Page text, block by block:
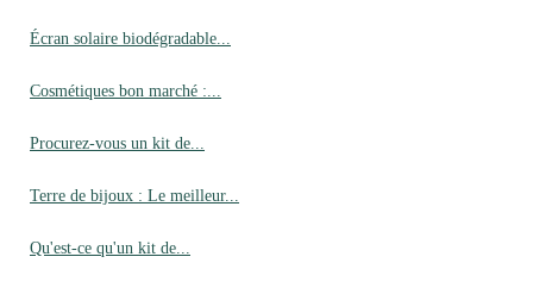
Écran solaire biodégradable...
Cosmétiques bon marché :...
Procurez-vous un kit de...
Terre de bijoux : Le meilleur...
Qu'est-ce qu'un kit de...